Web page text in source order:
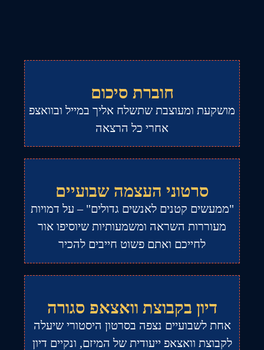
חוברת סיכום
מושקעת ומעוצבת שתשלח אליך במייל ובוואצפ
אחרי כל הרצאה
סרטוני העצמה שבועיים
"ממעשים קטנים לאנשים גדולים" – על דמויות
מעוררות השראה ומשמעותיות שיוסיפו אור
לחייכם ואתם פשוט חייבים להכיר
דיון בקבוצת וואצאפ סגורה
אחת לשבועיים נצפה בסרטון היסטורי שיעלה
לקבוצת וואצאפ ייעודית של המיזם, ונקיים דיון